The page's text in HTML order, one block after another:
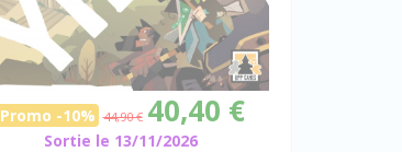
Promo -10% 44,90 € 40,40 €
Sortie le 13/11/2026